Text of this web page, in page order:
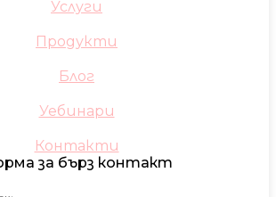
Услуги
Продукти
Блог
Уебинари
Контакти
за бърз контакт